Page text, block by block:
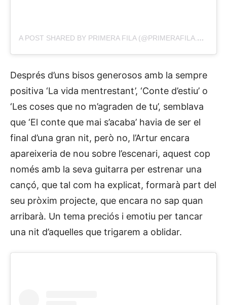
A POST SHARED BY PRIMERA FILA (@PRIMERAFILA.CAT)
Després d’uns bisos generosos amb la sempre
positiva ‘La vida mentrestant’, ‘Conte d’estiu’ o
‘Les coses que no m’agraden de tu’, semblava
que ‘El conte que mai s’acaba’ havia de ser el
final d’una gran nit, però no, l’Artur encara
apareixeria de nou sobre l’escenari, aquest cop
només amb la seva guitarra per estrenar una
cançó, que tal com ha explicat, formarà part del
seu pròxim projecte, que encara no sap quan
arribarà. Un tema preciós i emotiu per tancar
una nit d’aquelles que trigarem a oblidar.